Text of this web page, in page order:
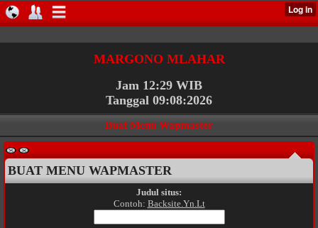
MARGONO MLAHAR
Jam 12:29 WIB
Tanggal 09:08:2026
Buat Menu Wapmaster
BUAT MENU WAPMASTER
Judul situs:
Contoh: Backsite.Yn.Lt